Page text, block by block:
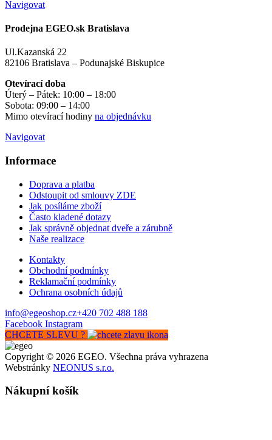
Navigovat
Prodejna EGEO.sk Bratislava
Ul.Kazanská 22
82106 Bratislava – Podunajské Biskupice
Otevírací doba
Úterý – Pátek: 10:00 – 18:00
Sobota: 09:00 – 14:00
Mimo otevírací hodiny na objednávku
Navigovat
Informace
Doprava a platba
Odstoupit od smlouvy ZDE
Jak posíláme zboží
Často kladené dotazy
Jak správně objednat dveře a zárubně
Naše realizace
Kontakty
Obchodní podmínky
Reklamační podmínky
Ochrana osobních údajů
info@egeoshop.cz+420 702 488 188
Facebook Instagram
CHCETE SLEVU ?
Copyright © 2026 EGEO. Všechna práva vyhrazena
Webstránky NEONUS s.r.o.
Nákupní košík